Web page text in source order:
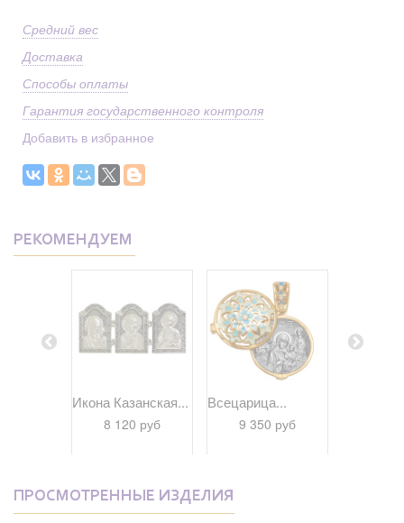
Средний вес
Доставка
Способы оплаты
Гарантия государственного контроля
Добавить в избранное
РЕКОМЕНДУЕМ
Икона Казанская...
8 120 руб
Всецарица...
9 350 руб
ПРОСМОТРЕННЫЕ ИЗДЕЛИЯ